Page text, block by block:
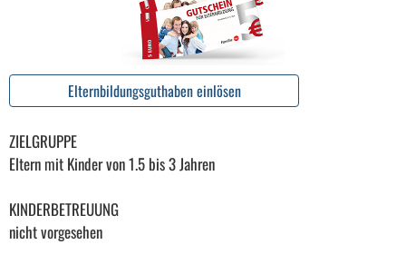
Elternbildungsguthaben einlösen
ZIELGRUPPE
Eltern mit Kinder von 1.5 bis 3 Jahren
KINDERBETREUUNG
nicht vorgesehen